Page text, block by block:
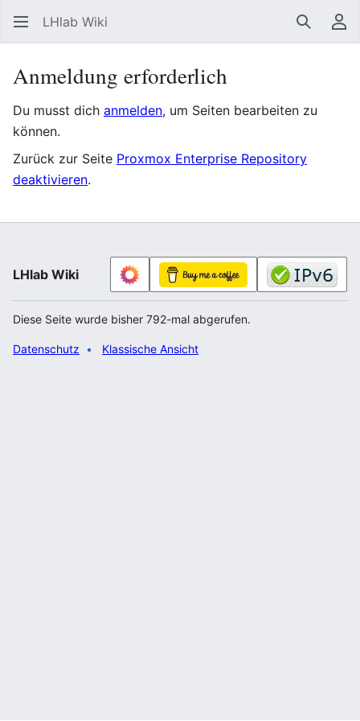
LHlab Wiki Suchen
Anmeldung erforderlich
Du musst dich anmelden, um Seiten bearbeiten zu
können.
Zurück zur Seite Proxmox Enterprise Repository
deaktivieren.
LHlab Wiki
Diese Seite wurde bisher 792-mal abgerufen.
Datenschutz Klassische Ansicht